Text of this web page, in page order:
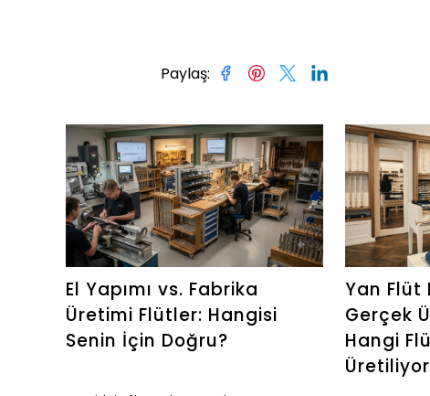
Paylaş:
El Yapımı vs. Fabrika
Üretimi Flütler: Hangisi
Senin İçin Doğru?
Yan Flüt
Gerçek
Hangi